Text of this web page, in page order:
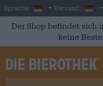
Skip to main content
Sprache: German
Versand:
Der Shop befindet sich
keine